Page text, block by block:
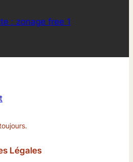
: zonage free 1
Légales